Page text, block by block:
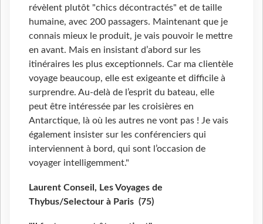
révèlent plutôt "chics décontractés" et de taille
humaine, avec 200 passagers. Maintenant que je
connais mieux le produit, je vais pouvoir le mettre
en avant. Mais en insistant d’abord sur les
itinéraires les plus exceptionnels. Car ma clientèle
voyage beaucoup, elle est exigeante et difficile à
surprendre. Au-delà de l’esprit du bateau, elle
peut être intéressée par les croisières en
Antarctique, là où les autres ne vont pas ! Je vais
également insister sur les conférenciers qui
interviennent à bord, qui sont l’occasion de
voyager intelligemment."
Laurent Conseil, Les Voyages de
Thybus/Selectour à Paris (75)